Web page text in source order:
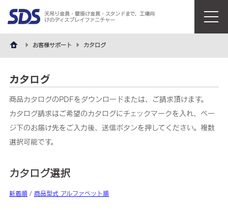
天吊り金具・壁掛け金具・スタンドまで、工場向
けのディスプレイファニチャー
menu
お客様サポート カタログ
カタログ
商品カタログのPDFをダウンロードまたは、ご請求頂けます。
カタログ請求はご希望のカタログにチェックマークを入れ、ペー
ジ下のお届け先をご入力後、送信ボタンを押してください。複数
選択可能です。
カタログ選択
新着順/ 商品型式 アルファベット順